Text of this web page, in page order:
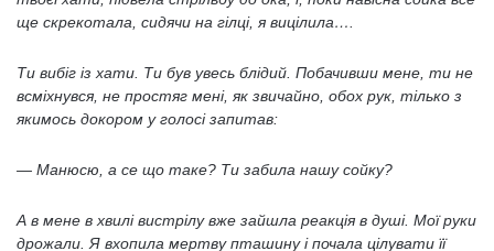
ще скрекотала, сидячи на гілці, я вицілила….
Ти вибіг із хати. Ти був увесь блідий. Побачивши мене, ти не
всміхнувся, не простяг мені, як звичайно, обох рук, тілько з
якимось докором у голосі запитав:
— Манюсю, а се що таке? Ти забила нашу сойку?
А в мене в хвилі вистрілу вже зайшла реакція в душі. Мої руки
дрожали. Я вхопила мертву пташину і почала цілувати її